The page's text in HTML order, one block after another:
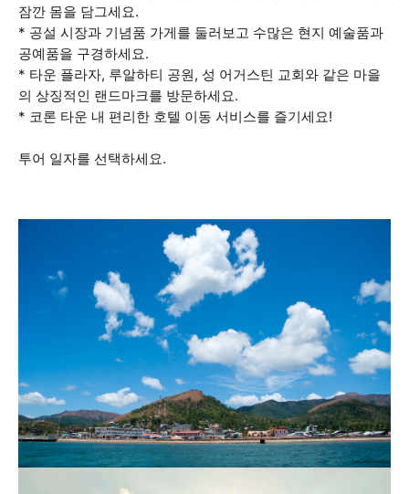
잠깐 몸을 담그세요.
* 공설 시장과 기념품 가게를 둘러보고 수많은 현지 예술품과
공예품을 구경하세요.
* 타운 플라자, 루알하티 공원, 성 어거스틴 교회와 같은 마을
의 상징적인 랜드마크를 방문하세요.
* 코론 타운 내 편리한 호텔 이동 서비스를 즐기세요!
투어 일자를 선택하세요.